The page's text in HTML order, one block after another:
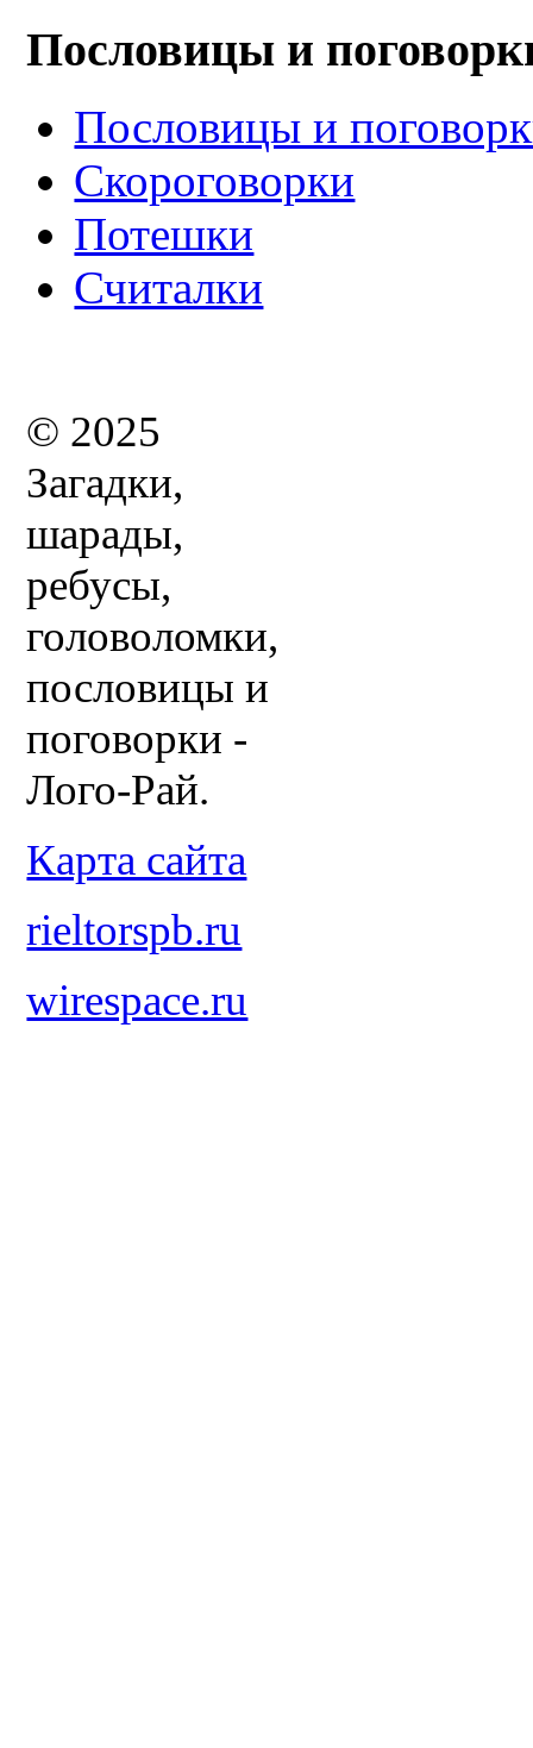
Пословицы и
Пословицы и
Скороговорки
Потешки
Считалки
© 2025
Загадки,
шарады,
ребусы,
головоломки,
пословицы и
поговорки -
Лого-Рай.
Карта сайта
rieltorspb.ru
wirespace.ru